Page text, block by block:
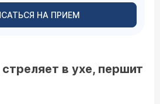
НА ПРИЕМ
в ухе, першит